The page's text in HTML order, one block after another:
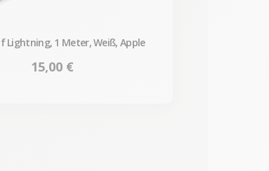
Lightning, 1 Meter, Weiß, Apple
Preis
15,00 €